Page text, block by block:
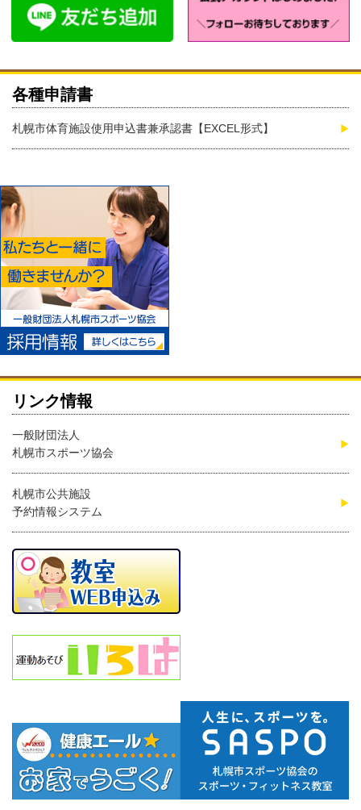
各種申請書
札幌市体育施設使用申込書兼承認書【EXCEL形式】
リンク情報
一般財団法人
札幌市スポーツ協会
札幌市公共施設
予約情報システム